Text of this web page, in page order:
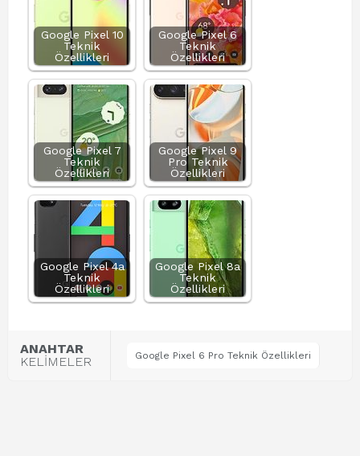
Google Pixel 10
Teknik
Özellikleri
Google Pixel 6
Teknik
Özellikleri
Google Pixel 7
Teknik
Özellikleri
Google Pixel 9
Pro Teknik
Özellikleri
Google Pixel 4a
Teknik
Özellikleri
Google Pixel 8a
Teknik
Özellikleri
ANAHTAR
KELİMELER
Google Pixel 6 Pro Teknik Özellikleri